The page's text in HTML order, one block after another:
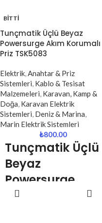
Dayanıklı yapısı, güvenlik
ev ve ofisler için ideal bir
çözümdür.
TSK19009
Güçlü Koruma |
3’lü Kullanım | Ev
& Ofis İçin İdeal
Çözüm
Tunçmatik Powersurge
TSK19009 akım korumalı priz,
elektronik cihazlarınızı ani voltaj
dalgalanmaları, yüksek akım ve
yıldırım etkilerine karşı koruyarak
güvenli ve verimli bir kullanım
sunar. 3’lü priz yapısı ve 1.5 metre
kablo uzunluğu sayesinde hem
pratik hem de esnek bir kullanım
sağlar.
BITTI
Tunçmatik Üçlü Beyaz
Powersurge Akım Korumalı
Priz TSK5083
Elektrik Anahtar & Priz
Sistemleri Kablo & Tesisat
Malzemeleri Karavan, Kamp &
Doğa Karavan Elektrik
Sistemleri Deniz & Marina
Marin Elektrik Sistemleri
₺800.00
Tunçmatik Üçlü
Beyaz
Powersurge
Akım Korumalı